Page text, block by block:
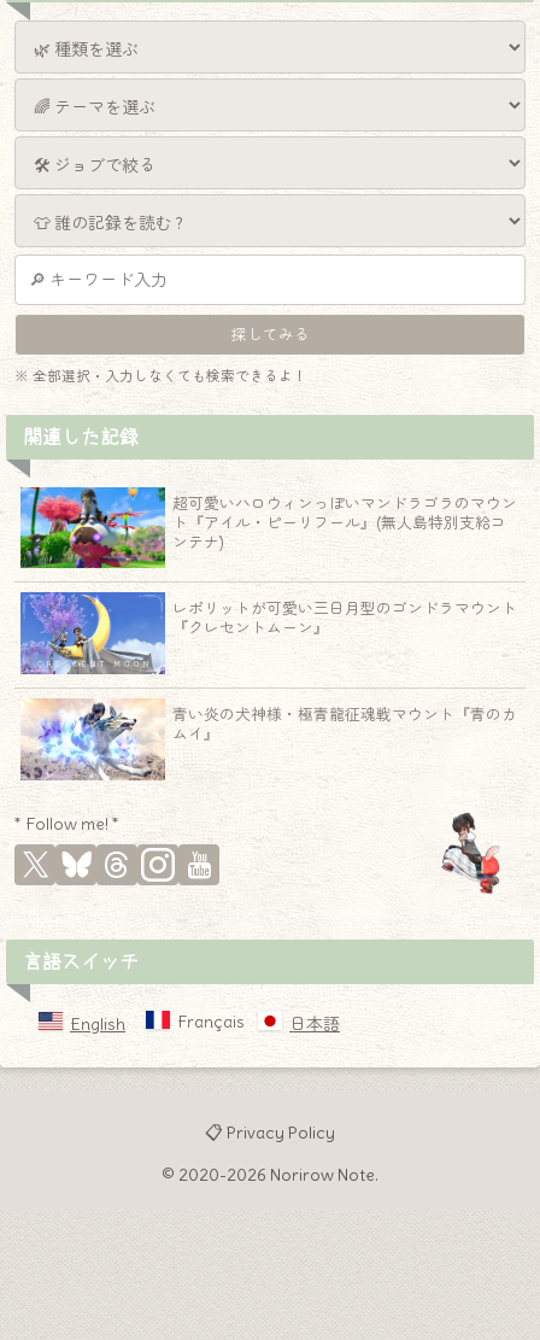
※ 全部選択・入力しなくても検索できるよ！
関連した記録
超可愛いハロウィンっぽいマンドラゴラのマウン
ト『アイル・ピーリフール』(無人島特別支給コ
ンテナ)
レポリットが可愛い三日月型のゴンドラマウント
『クレセントムーン』
青い炎の犬神様・極青龍征魂戦マウント『青のカ
ムイ』
* Follow me! *
言語スイッチ
English Français 日本語
📋 Privacy Policy
© 2020-2026 Norirow Note.